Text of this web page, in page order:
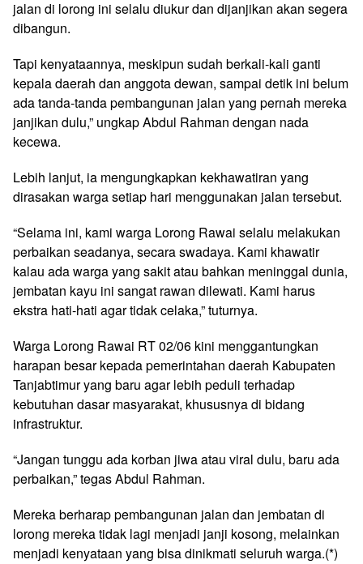
jalan di lorong ini selalu diukur dan dijanjikan akan segera
dibangun.
Tapi kenyataannya, meskipun sudah berkali-kali ganti
kepala daerah dan anggota dewan, sampai detik ini belum
ada tanda-tanda pembangunan jalan yang pernah mereka
janjikan dulu,” ungkap Abdul Rahman dengan nada
kecewa.
Lebih lanjut, ia mengungkapkan kekhawatiran yang
dirasakan warga setiap hari menggunakan jalan tersebut.
“Selama ini, kami warga Lorong Rawai selalu melakukan
perbaikan seadanya, secara swadaya. Kami khawatir
kalau ada warga yang sakit atau bahkan meninggal dunia,
jembatan kayu ini sangat rawan dilewati. Kami harus
ekstra hati-hati agar tidak celaka,” tuturnya.
Warga Lorong Rawai RT 02/06 kini menggantungkan
harapan besar kepada pemerintahan daerah Kabupaten
Tanjabtimur yang baru agar lebih peduli terhadap
kebutuhan dasar masyarakat, khususnya di bidang
infrastruktur.
“Jangan tunggu ada korban jiwa atau viral dulu, baru ada
perbaikan,” tegas Abdul Rahman.
Mereka berharap pembangunan jalan dan jembatan di
lorong mereka tidak lagi menjadi janji kosong, melainkan
menjadi kenyataan yang bisa dinikmati seluruh warga.(*)